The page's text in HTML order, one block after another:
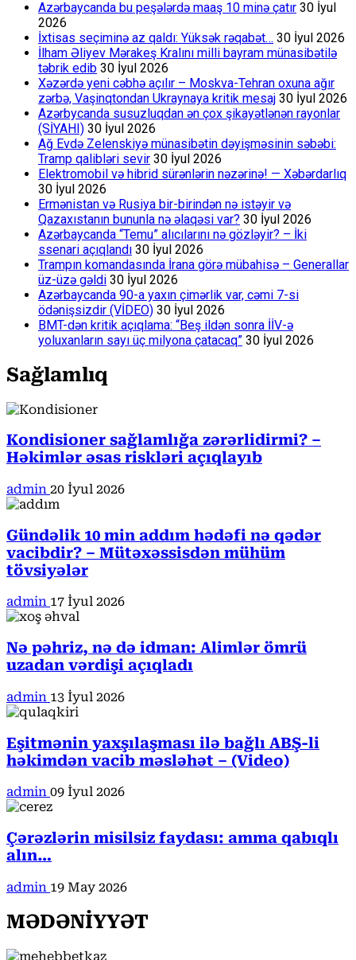
Azərbaycanda bu peşələrdə maaş 10 minə çatır 30 İyul
2026
İxtisas seçiminə az qaldı: Yüksək rəqabət… 30 İyul 2026
İlham Əliyev Mərakeş Kralını milli bayram münasibətilə
təbrik edib 30 İyul 2026
Xəzərdə yeni cəbhə açılır – Moskva-Tehran oxuna ağır
zərbə, Vaşinqtondan Ukraynaya kritik mesaj 30 İyul 2026
Azərbycanda susuzluqdan ən çox şikayətlənən rayonlar
(SİYAHI) 30 İyul 2026
Ağ Evdə Zelenskiyə münasibətin dəyişməsinin səbəbi:
Tramp qalibləri sevir 30 İyul 2026
Elektromobil və hibrid sürənlərin nəzərinə! — Xəbərdarlıq
30 İyul 2026
Ermənistan və Rusiya bir-birindən nə istəyir və
Qazaxıstanın bununla nə əlaqəsi var? 30 İyul 2026
Azərbaycanda “Temu” alıcılarını nə gözləyir? – İki
ssenari açıqlandı 30 İyul 2026
Trampın komandasında İrana görə mübahisə – Generallar
üz-üzə gəldi 30 İyul 2026
Azərbaycanda 90-a yaxın çimərlik var, cəmi 7-si
ödənişsizdir (VİDEO) 30 İyul 2026
BMT-dən kritik açıqlama: “Beş ildən sonra İİV-ə
yoluxanların sayı üç milyona çatacaq” 30 İyul 2026
Sağlamlıq
Kondisioner sağlamlığa zərərlidirmi? –
Həkimlər əsas riskləri açıqlayıb
admin 20 İyul 2026
Gündəlik 10 min addım hədəfi nə qədər
vacibdir? – Mütəxəssisdən mühüm
tövsiyələr
admin 17 İyul 2026
Nə pəhriz, nə də idman: Alimlər ömrü
uzadan vərdişi açıqladı
admin 13 İyul 2026
Eşitmənin yaxşılaşması ilə bağlı ABŞ-li
həkimdən vacib məsləhət – (Video)
admin 09 İyul 2026
Çərəzlərin misilsiz faydası: amma qabıqlı
alın…
admin 19 May 2026
MƏDƏNİYYƏT